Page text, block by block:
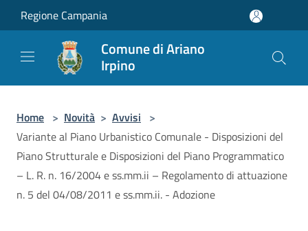
Salta al contenuto principale
Regione Campania
Comune di Ariano
Irpino
Home > Novità > Avvisi >
Variante al Piano Urbanistico Comunale - Disposizioni del
Piano Strutturale e Disposizioni del Piano Programmatico
– L. R. n. 16/2004 e ss.mm.ii – Regolamento di attuazione
n. 5 del 04/08/2011 e ss.mm.ii. - Adozione